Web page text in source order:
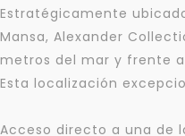
Estratégicamente
Mansa, Alexander
metros del mar y frente
Esta localización
Acceso directo a una de